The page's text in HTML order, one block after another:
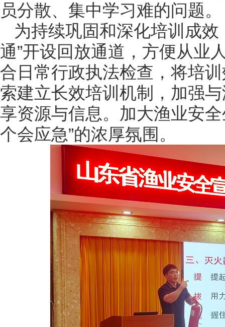
员分散、集中学习难的问题。
为持续巩固和深化培训成
通”开设回放通道，方便从业
合日常行政执法检查，将培
索建立长效培训机制，加强
享资源与信息。加大渔业安
个会应急”的浓厚氛围。